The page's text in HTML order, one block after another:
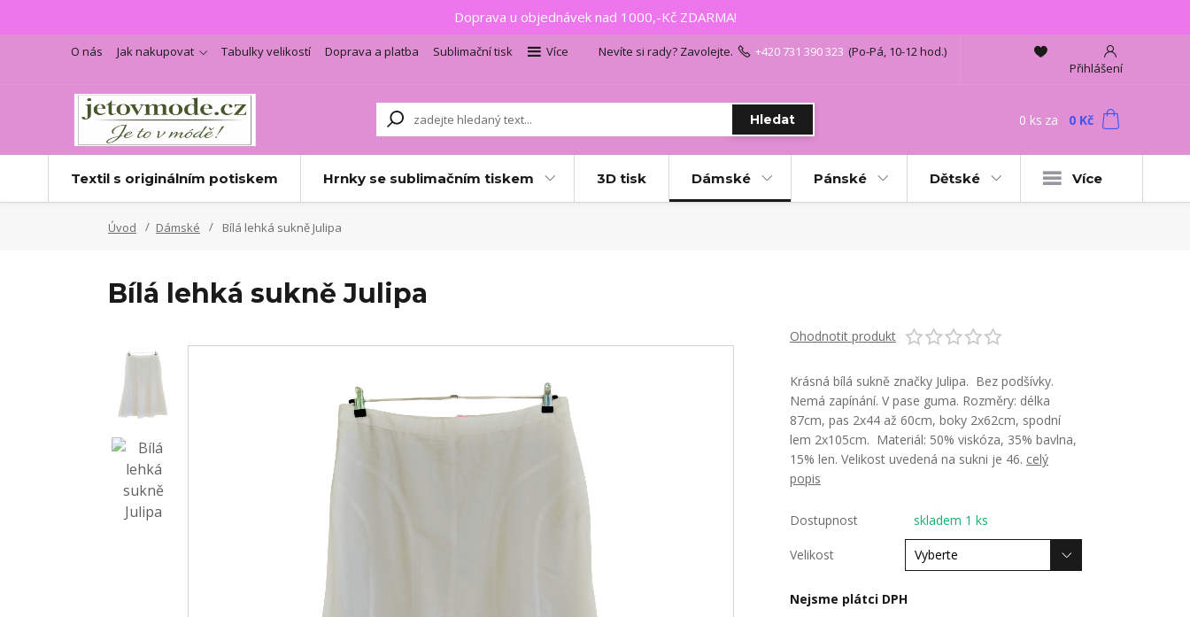
Doprava u objednávek nad 1000,-Kč ZDARMA!
O nás Jak nakupovat Tabulky velikostí Doprava a platba Sublimační tisk
Více
Přihlášení
Hledat
Nevíte si rady? Zavolejte. +420 731 390 323 (Po-Pá, 10-12 hod.)
0 ks za 0 Kč
Textil s originálním potiskem Hrnky se sublimačním tiskem 3D tisk Dámské Pánské Dětské Více
Úvod Dámské Bílá lehká sukně Julipa
Bílá lehká sukně Julipa
Ohodnotit produkt
Krásná bílá sukně značky Julipa. Bez podšívky.
Nemá zapínání. V pase guma. Rozměry: délka
87cm, pas 2x44 až 60cm, boky 2x62cm, spodní
lem 2x105cm. Materiál: 50% viskóza, 35% bavlna,
15% len. Velikost uvedená na sukni je 46. celý
popis
Dostupnost skladem 1 ks
Velikost
Nejsme plátci DPH